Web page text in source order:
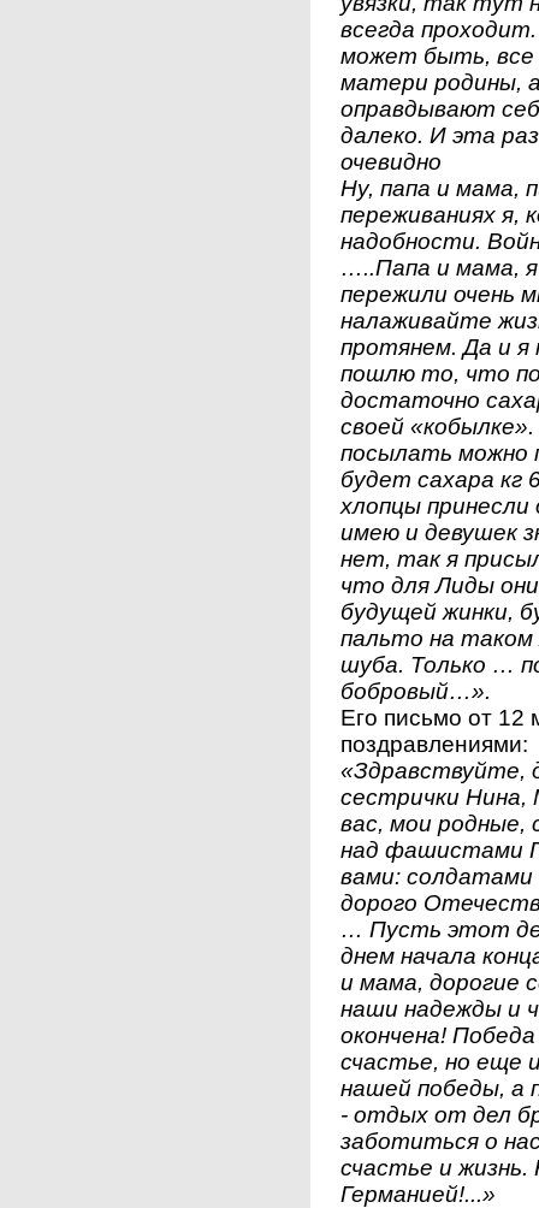
всегда
может быть, все
матери родины,
оправдывают
далеко. И эта
очевидно
Ну, папа и мама,
переживаниях я,
надобности.
…..Папа и мама, я
пережили очень
налаживайте
протянем. Да и я
пошлю то, что
достаточно
своей
посылать можно
будет сахара кг
хлопцы принесли
имею и девушек
нет, так я
что для Лиды
будущей жинки,
пальто на таком
шуба. Только …
бобровый…».
Его письмо от 12
поздравлениями:
«Здравствуйте,
сестрички Нина,
вас, мои родные,
над фашистами
вами:
дорого
… Пусть этот
днем начала
и мама, дорогие
наши надежды и
окончена!
счастье, но еще
нашей победы, а
- отдых от дел
заботиться о
счастье и
Германией!...»